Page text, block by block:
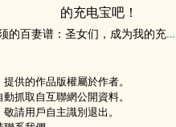
的 百妻谱：圣女们，成为我的充电宝吧！
供的作品版權屬於作者。
抓取自互聯網公開資料。
請用戶自主識別退出。